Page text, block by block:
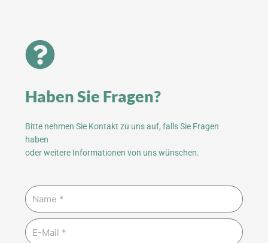
Haben Sie Fragen?
Bitte nehmen Sie Kontakt zu uns auf, falls Sie Fragen
haben
oder weitere Informationen von uns wünschen.
Name
E-
Mail